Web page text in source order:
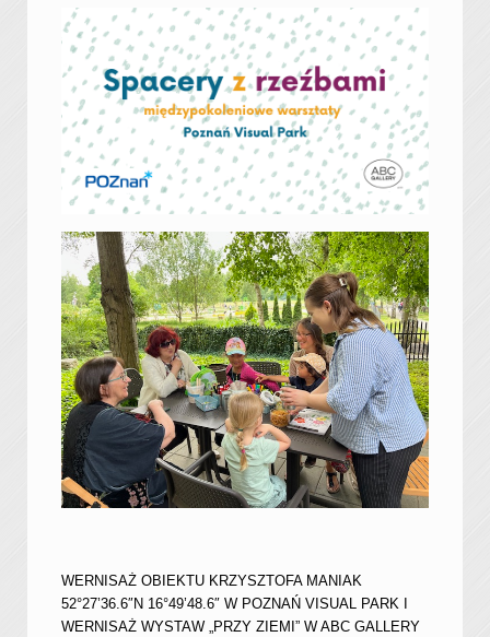
WERNISAŻ OBIEKTU KRZYSZTOFA MANIAK
52°27’36.6″N 16°49’48.6″ W POZNAŃ VISUAL PARK I
WERNISAŻ WYSTAW „PRZY ZIEMI” W ABC GALLERY